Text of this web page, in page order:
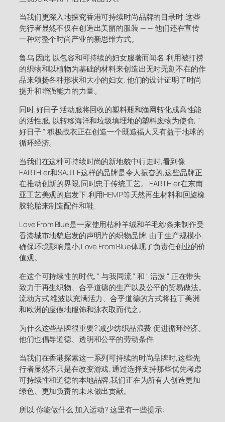
当我们更深入地探究香港可持续时尚品牌的目录时,这些
先行者显然不仅在创造出美丽的服装 — — 他们还在宣传
一种对整个时尚产业的新思维方式。
鲁乌 因此,以包容和可持续的妇女服著而闻名,利用被打捞
的织物和以植物为基础的材料来创造出无时无刻不在的作
品来颂扬各种形状和大小的妇女. 他们的设计证明了时尚
提升和增强能力的力量。
同时,好日子 活动服将回收的塑料瓶和渔网转化成高性能
的活性服, 以转移海洋和垃圾填埋地的塑料废物为使命, "
好日子 " 积极战衣正在创造一个既造福人又有益于地球的
循环经济。
当我们在这种可持续时尚的新地貌中行走时,看到像
EARTH.er和SAU LE这样的品牌是令人振奋的,这些品牌正
在推动创新的界限,同时忠于传统工艺。 EARTH.er在东南
亚工艺美观的启发下,利用HEMP等天然再生材料和回旋橡
胶轮胎来制造配件和鞋.
Love From Blue是一家使用枯种羊绒和羊毛纱条来制作受
香港城市地貌启发的声明片的织物品牌, 由于生产规模小,
确保环境影响最小,Love From Blue体现了负责任创业的价
值观。
在这个可持续性的时代, " 与我同流 " 和 " 活泼 " 正在带头
致力于再生织物、合乎道德的生产以及公平的贸易做法。
流动方式 维波以充满活力、合乎道德的方式将拉丁美洲
和欧洲的度假地服饰和泳衣取而代之。
为什么这些品牌很重要? 减少纺织品浪费,促进循环经济。
他们也倡导道德、透明和公平的劳动条件,
当我们在香港探索这一系列可持续的时尚品牌时,这些先
行者显然不只是在改变游戏, 通过选择支持那些优先考虑
可持续性和道德的本地品牌,我们正在为所有人创造更加
绿色、更加负责的未来做出贡献。
所以,你能做什么 加入运动? 这里有一些提示: